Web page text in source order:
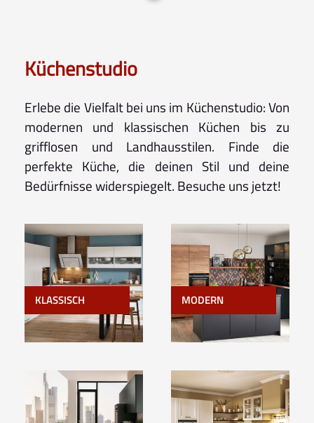
Küchenstudio
Erlebe die Vielfalt bei uns im Küchenstudio: Von
modernen und klassischen Küchen bis zu
grifflosen und Landhausstilen. Finde die
perfekte Küche, die deinen Stil und deine
Bedürfnisse widerspiegelt. Besuche uns jetzt!
KLASSISCH MODERN